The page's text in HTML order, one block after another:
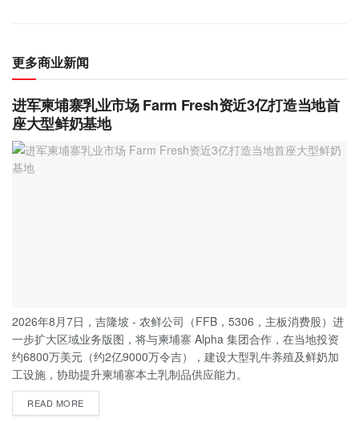
更多商业新闻
进军柬埔寨乳业市场 Farm Fresh资近3亿打造当地首
座大型鲜奶基地
2026年8月7日，吉隆坡 - 农鲜公司（FFB，5306，主板消费股）进
一步扩大区域业务版图，将与柬埔寨 Alpha 集团合作，在当地投资
约6800万美元（约2亿9000万令吉），建设大型乳牛养殖及鲜奶加
工设施，协助提升柬埔寨本土乳制品供应能力。
READ MORE